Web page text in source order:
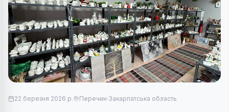
22 березня 2026 р. Перечин·Закарпатська область